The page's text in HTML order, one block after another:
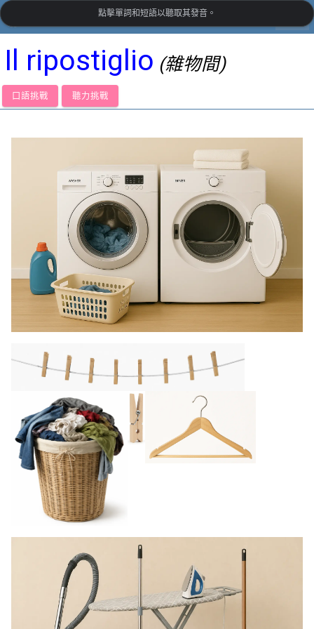
LanguageGuide.org•義大利語視覺詞彙
Il ripostiglio (雜物間)
口語挑戰 聽力挑戰
點擊單詞和短語以聽取其發音。